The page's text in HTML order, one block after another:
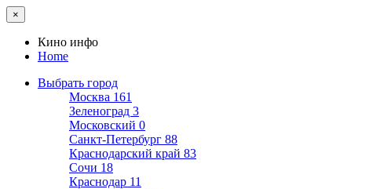
×
Кино инфо
Home
Выбрать город
Москва 161
Зеленоград 3
Московский 0
Санкт-Петербург 88
Краснодарский край 83
Сочи 18
Краснодар 11